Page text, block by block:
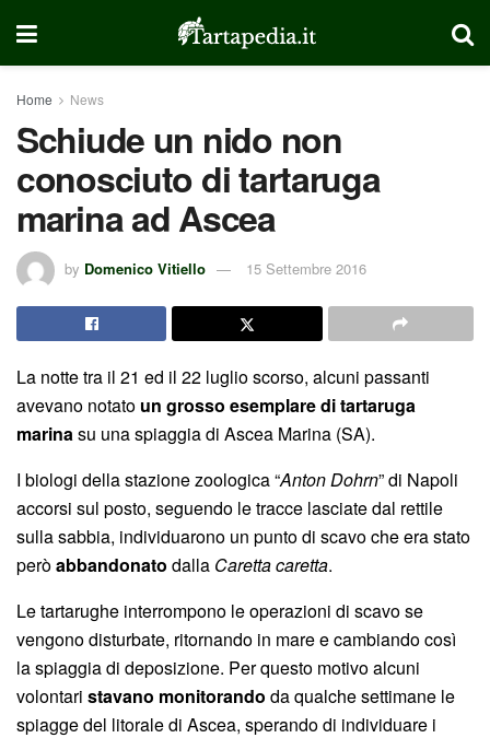
Home News
Schiude un nido non
conosciuto di tartaruga
marina ad Ascea
by Domenico Vitiello 15 Settembre 2016
La notte tra il 21 ed il 22 luglio scorso, alcuni passanti
avevano notato un grosso esemplare di tartaruga
marinasu una spiaggia di Ascea Marina (SA).
I biologi della stazione zoologica “Anton Dohrn” di Napoli
accorsi sul posto, seguendo le tracce lasciate dal rettile
sulla sabbia, individuarono un punto di scavo che era stato
peròabbandonato dalla Caretta caretta.
Le tartarughe interrompono le operazioni di scavo se
vengono disturbate, ritornando in mare e cambiando così
la spiaggia di deposizione. Per questo motivo alcuni
volontari stavano monitorando da qualche settimane le
spiagge del litorale di Ascea, sperando di individuare i